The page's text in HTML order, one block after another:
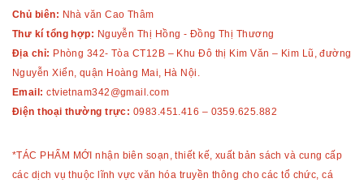
Chủ biên: Nhà văn Cao Thâm
Thư kí tổng hợp: Nguyễn Thị Hồng - Đồng Thị Thương
Địa chỉ: Phòng 342- Tòa CT12B – Khu Đô thị Kim Văn – Kim Lũ, đường
Nguyễn Xiển, quận Hoàng Mai, Hà Nội.
Email: ctvietnam342@gmail.com
Điện thoại thường trực: 0983.451.416 – 0359.625.882
*TÁC PHẨM MỚI nhận biên soạn, thiết kế, xuất bản sách và cung cấp
các dịch vụ thuộc lĩnh vực văn hóa truyền thông cho các tổ chức, cá